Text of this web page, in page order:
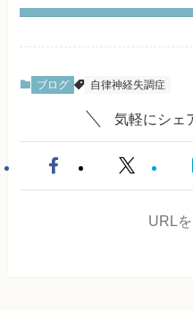
ブログ 自律神経失調症
気軽にシェ
URL